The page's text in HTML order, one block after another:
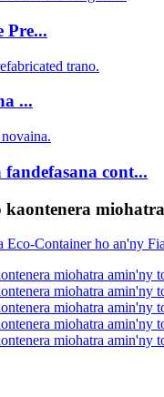
Pre...
...
cont...